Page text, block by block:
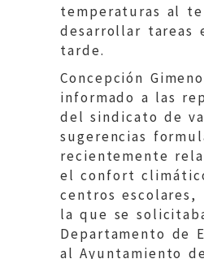
temperaturas al
desarrollar tareas
tarde.
Concepción
informado a las
del sindicato de
sugerencias
recientemente
el confort
centros
la que se
Departamento de
al Ayuntamiento